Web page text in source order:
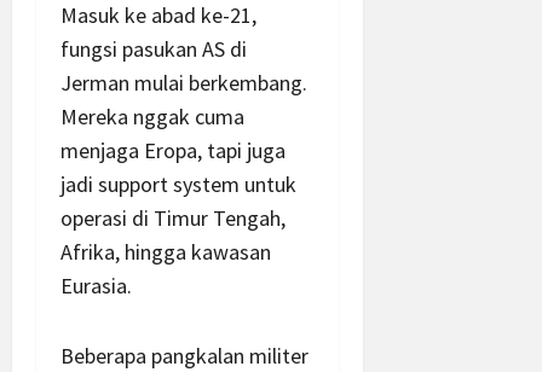
Masuk ke abad ke-21,
fungsi pasukan AS di
Jerman mulai berkembang.
Mereka nggak cuma
menjaga Eropa, tapi juga
jadi support system untuk
operasi di Timur Tengah,
Afrika, hingga kawasan
Eurasia.
Beberapa pangkalan militer